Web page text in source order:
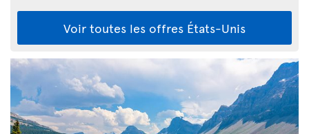
Voir toutes les offres États-Unis